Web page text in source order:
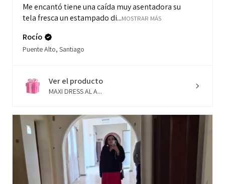
Me encantó tiene una caída muy asentadora su
tela fresca un estampado di...MOSTRAR MÁS
Rocío
Puente Alto, Santiago
Ver el producto
MAXI DRESS AL A...